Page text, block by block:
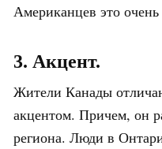
Американцев это
3. Акцент.
Жители Канады
акцентом. Причем, он
региона. Люди в